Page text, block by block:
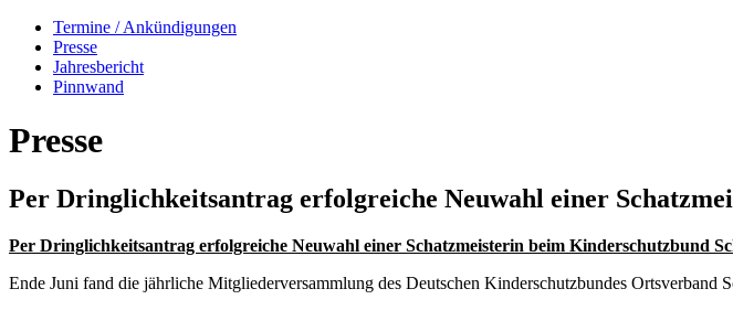
Termine / Ankündigungen
Presse
Jahresbericht
Pinnwand
Presse
Per Dringlichkeitsantrag erfolgreiche Neuwahl einer
Per Dringlichkeitsantrag erfolgreiche Neuwahl einer Schatzmeisterin beim Kinderschutzbund
Ende Juni fand die jährliche Mitgliederversammlung des Deutschen Kinderschutzbundes